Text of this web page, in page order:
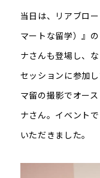
当日は、リアブロ
マートな留学）』
ナさんも登場し、
セッションに参加
マ留の撮影でオー
ナさん。イベント
いただきました。